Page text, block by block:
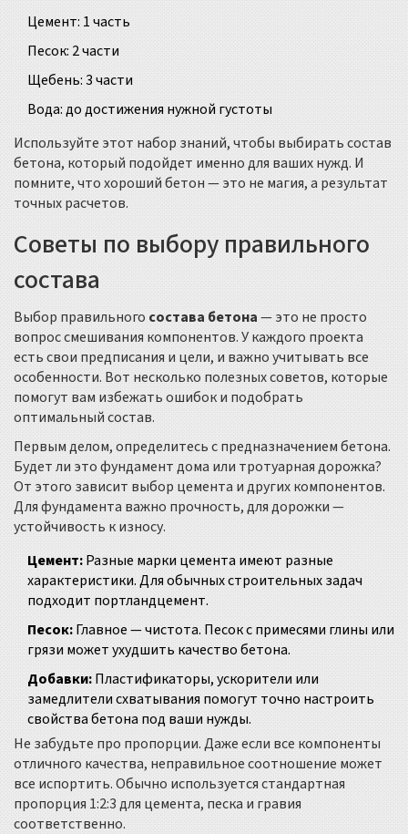
Цемент: 1 часть
Песок: 2 части
Щебень: 3 части
Вода: до достижения нужной густоты
Используйте этот набор знаний, чтобы выбирать состав
бетона, который подойдет именно для ваших нужд. И
помните, что хороший бетон — это не магия, а результат
точных расчетов.
Советы по выбору правильного
состава
Выбор правильного состава бетона— это не просто
вопрос смешивания компонентов. У каждого проекта
есть свои предписания и цели, и важно учитывать все
особенности. Вот несколько полезных советов, которые
помогут вам избежать ошибок и подобрать
оптимальный состав.
Первым делом, определитесь с предназначением бетона.
Будет ли это фундамент дома или тротуарная дорожка?
От этого зависит выбор цемента и других компонентов.
Для фундамента важно прочность, для дорожки —
устойчивость к износу.
Цемент:Разные марки цемента имеют разные
характеристики. Для обычных строительных задач
подходит портландцемент.
Песок:Главное — чистота. Песок с примесями глины или
грязи может ухудшить качество бетона.
Добавки:Пластификаторы, ускорители или
замедлители схватывания помогут точно настроить
свойства бетона под ваши нужды.
Не забудьте про пропорции. Даже если все компоненты
отличного качества, неправильное соотношение может
все испортить. Обычно используется стандартная
пропорция 1:2:3 для цемента, песка и гравия
соответственно.